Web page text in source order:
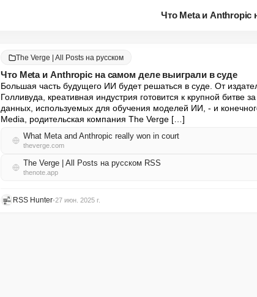
Что Meta и Anthropic
The Verge | All Posts на русском
Что Meta и Anthropic на самом деле выиграли в суде
Большая часть будущего ИИ будет решаться в суде. От
Голливуда, креативная индустрия готовится к крупной битве
данных, используемых для обучения моделей ИИ, - и
Media, родительская компания The Verge […]
What Meta and Anthropic really won in court
theverge.com
The Verge | All Posts на русском RSS
thenote.app
RSS Hunter•27 июн. 2025 г.